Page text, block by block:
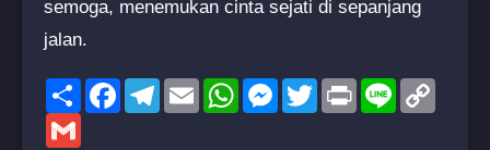
semoga, menemukan cinta sejati di sepanjang
jalan.
ShareFacebookTelegram
EmailWhatsAppMessenger
TwitterPrint Line